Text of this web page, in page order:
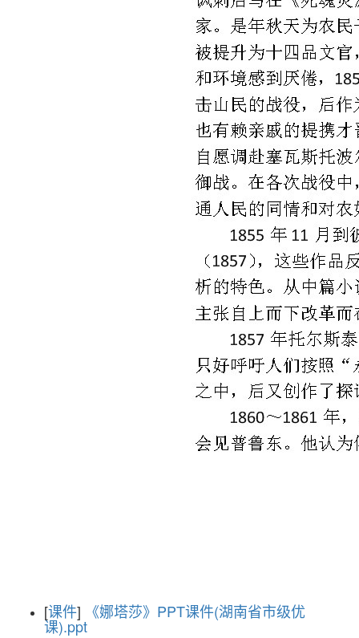
[课件] 《娜塔莎》PPT课件(湖南省市级优
课).ppt